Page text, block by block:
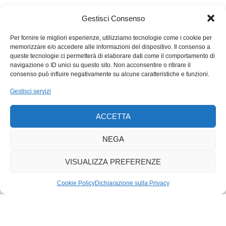
Gestisci Consenso
Per fornire le migliori esperienze, utilizziamo tecnologie come i cookie per
memorizzare e/o accedere alle informazioni del dispositivo. Il consenso a
queste tecnologie ci permetterà di elaborare dati come il comportamento di
navigazione o ID unici su questo sito. Non acconsentire o ritirare il
consenso può influire negativamente su alcune caratteristiche e funzioni.
Gestisci servizi
ACCETTA
NEGA
VISUALIZZA PREFERENZE
Cookie PolicyDichiarazione sulla Privacy
malessere gollista che deve risultare parecchio doloroso tra i
Républicains: ci sono le liti e le debolezze dei loro leader, tutte
messe in fila. I gilet gialli poi fanno gola sia a Marine Le Pen a
destra sia a Jean-Luc Mélenchon, ma dopo un iniziale idillio, i
davvero innaturale, per quanto la realtà dimostri che mai come
ora gli estremi abbiano punti di contatto sempre più evidenti.